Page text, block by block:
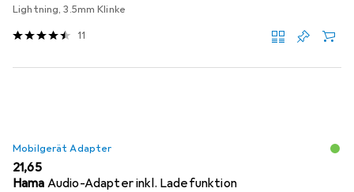
Lightning, 3.5mm Klinke
11
Mobilgerät Adapter
EUR
21,65
Hama Audio-Adapter inkl. Ladefunktion